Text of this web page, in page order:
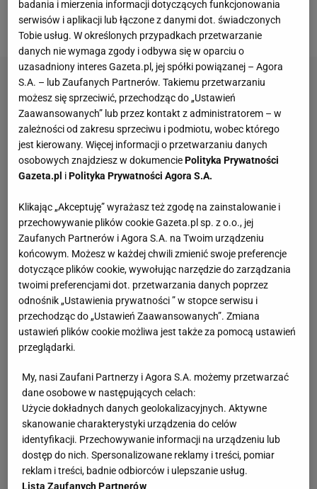
wszystkie tewalki"Husarz" stoczył między marcem
a sierpniem, czyli w krótkim odstępie czasu.
badania i mierzenia informacji dotyczących funkcjonowania
serwisów i aplikacji lub łączone z danymi dot. świadczonych
Tobie usług. W określonych przypadkach przetwarzanie
danych nie wymaga zgody i odbywa się w oparciu o
uzasadniony interes Gazeta.pl, jej spółki powiązanej – Agora
S.A. – lub Zaufanych Partnerów. Takiemu przetwarzaniu
możesz się sprzeciwić, przechodząc do „Ustawień
Zaawansowanych” lub przez kontakt z administratorem – w
zależności od zakresu sprzeciwu i podmiotu, wobec którego
jest kierowany. Więcej informacji o przetwarzaniu danych
osobowych znajdziesz w dokumenciePolityka Prywatności
Gazeta.pl iPolityka Prywatności Agora S.A.
Klikając „Akceptuję” wyrażasz też zgodę na zainstalowanie i
przechowywanie plików cookie Gazeta.pl sp. z o.o., jej
Zaufanych Partnerów i Agora S.A. na Twoim urządzeniu
końcowym. Możesz w każdej chwili zmienić swoje preferencje
dotyczące plików cookie, wywołując narzędzie do zarządzania
twoimi preferencjami dot. przetwarzania danych poprzez
odnośnik „Ustawienia prywatności ” w stopce serwisu i
przechodząc do „Ustawień Zaawansowanych”. Zmiana
ustawień plików cookie możliwa jest także za pomocą ustawień
przeglądarki.
My, nasi Zaufani Partnerzy i Agora S.A. możemy przetwarzać
dane osobowe w następujących celach:
Użycie dokładnych danych geolokalizacyjnych. Aktywne
skanowanie charakterystyki urządzenia do celów
identyfikacji. Przechowywanie informacji na urządzeniu lub
dostęp do nich. Spersonalizowane reklamy i treści, pomiar
reklam i treści, badnie odbiorców i ulepszanie usług.
Lista Zaufanych Partnerów